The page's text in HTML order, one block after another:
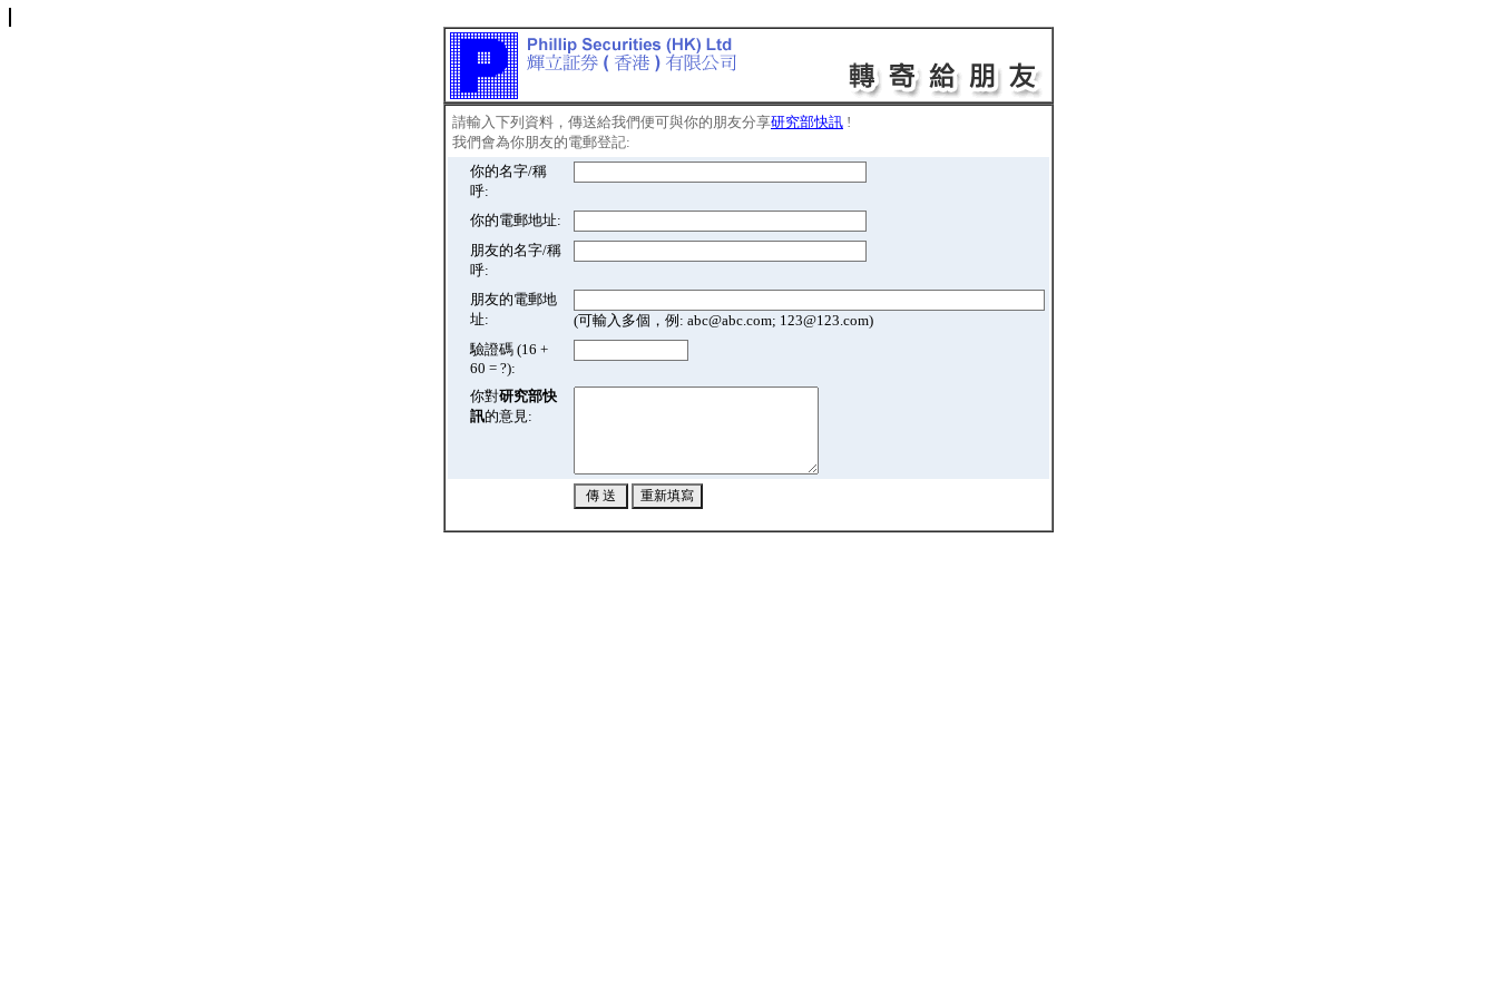
請輸入下列資料，傳送給我們便可與你的朋友分享研究部快訊 !
我們會為你朋友的電郵登記:
你的名字/稱
呼:
你的電郵地址:
朋友的名字/稱
呼:
朋友的電郵地
址:
(可輸入多個，例: abc@abc.com; 123@123.com)
驗證碼 (16 +
60 = ?):
你對研究部快
訊的意見: